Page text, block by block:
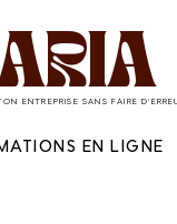
ENTREPRISE SANS FAIRE
EN LIGNE